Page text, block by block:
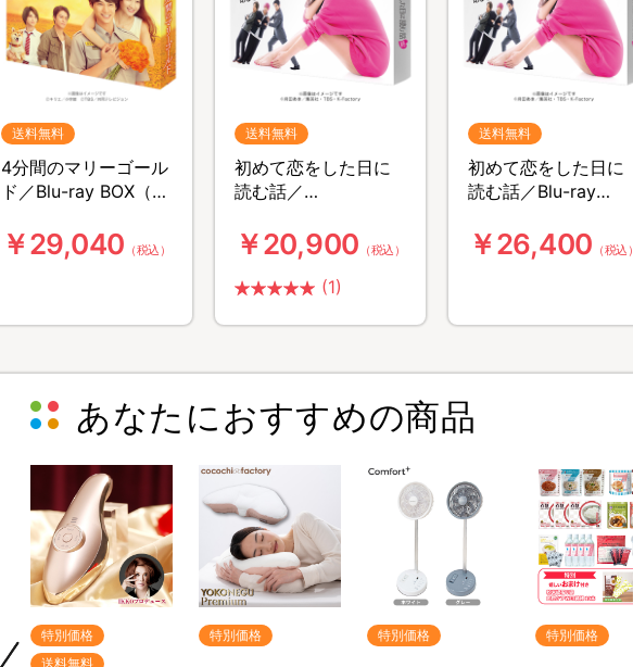
送料無料
4分間のマリーゴール
ド／Blu-ray BOX（送
￥29,040 （税込）
送料無料
初めて恋をした日に
読む話／
料・6枚組）
￥20,900 （税込）
(1)
送料無料
初めて恋をした日に
読む話／Blu-ray
組）
￥26,400 （税込）
あなたにおすすめの商品
特別価格
送料無料
特別価格 特別価格 特別価格